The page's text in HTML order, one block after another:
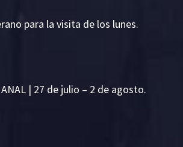
para la visita de los lunes.
| 27 de julio – 2 de agosto.